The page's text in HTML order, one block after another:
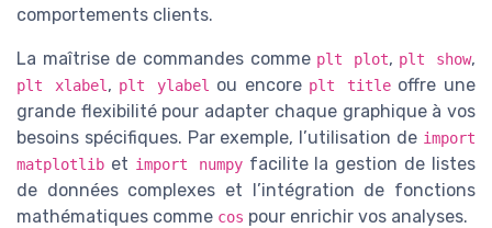
comportements clients.
La maîtrise de commandes comme plt plot, plt show,
plt xlabel , plt ylabel ou encore plt titleoffre une
grande flexibilité pour adapter chaque graphique à vos
besoins spécifiques. Par exemple, l’utilisation de import
matplotlib et import numpyfacilite la gestion de listes
de données complexes et l’intégration de fonctions
mathématiques comme cos pour enrichir vos analyses.